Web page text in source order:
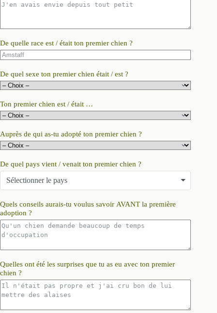
De quelle race est / était ton premier chien ?
De quel sexe ton premier chien était / est ?
Ton premier chien est / était …
Auprès de qui as-tu adopté ton premier chien ?
De quel pays vient / venait ton premier chien ?
Sélectionner le pays
Quels conseils aurais-tu voulus savoir AVANT la première
adoption ?
Quelles ont été les surprises que tu as eu avec ton premier
chien ?